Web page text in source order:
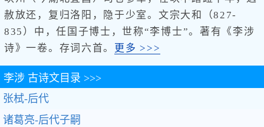
赦放还，复归洛阳，隐于少室。文宗大和（827-
835）中，任国子博士，世称“李博士”。著有《李涉
诗》一卷。存词六首。 更多 >>>
李涉 古诗文目录 >>>
张栻-后代
诸葛亮-后代子嗣